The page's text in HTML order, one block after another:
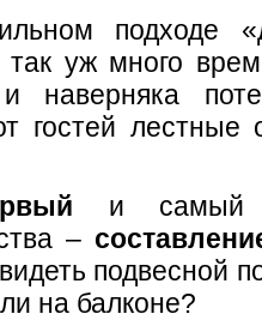
подходе
уж много
и наверняка
гостей лестные
и
–
подвесной
на балконе?